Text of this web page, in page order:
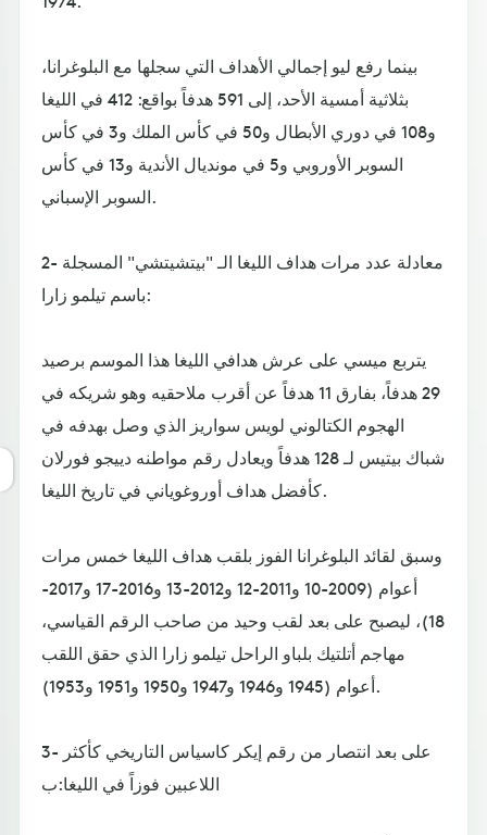
بينما رفع ليو إجمالي الأهداف التي سجلها مع البلوغرانا،
بثلاثية أمسية الأحد، إلى 591 هدفاً بواقع: 412 في الليغا
و108 في دوري الأبطال و50 في كأس الملك و3 في كأس
السوبر الأوروبي و5 في مونديال الأندية و13 في كأس
السوبر الإسباني.
2- معادلة عدد مرات هداف الليغا الـ "بيتشيتشي" المسجلة
باسم تيلمو زارا:
يتربع ميسي على عرش هدافي الليغا هذا الموسم برصيد
29 هدفاً، بفارق 11 هدفاً عن أقرب ملاحقيه وهو شريكه في
الهجوم الكتالوني لويس سواريز الذي وصل بهدفه في
شباك بيتيس لـ 128 هدفاً ويعادل رقم مواطنه دييجو فورلان
كأفضل هداف أوروغوياني في تاريخ الليغا.
وسبق لقائد البلوغرانا الفوز بلقب هداف الليغا خمس مرات
أعوام (2009-10 و2011-12 و2012-13 و2016-17 و2017-
18)، ليصبح على بعد لقب وحيد من صاحب الرقم القياسي،
مهاجم أتلتيك بلباو الراحل تيلمو زارا الذي حقق اللقب
أعوام (1945 و1946 و1947 و1950 و1951 و1953).
3- على بعد انتصار من رقم إيكر كاسياس التاريخي كأكثر
اللاعبين فوزاً في الليغا:ب